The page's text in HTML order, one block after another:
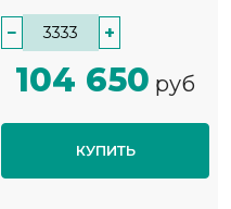
− +
104 650 руб
КУПИТЬ